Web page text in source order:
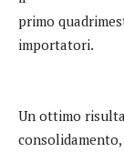
primo
importatori.
Un ottimo